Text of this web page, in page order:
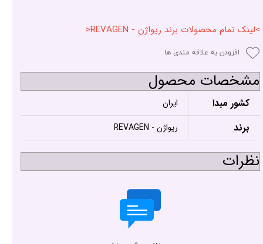
>لینک تمام محصولات برند ریواژن - REVAGEN<
افزودن به علاقه مندی ها
مشخصات محصول
کشور مبدا ایران
برند ریواژن - REVAGEN
نظرات